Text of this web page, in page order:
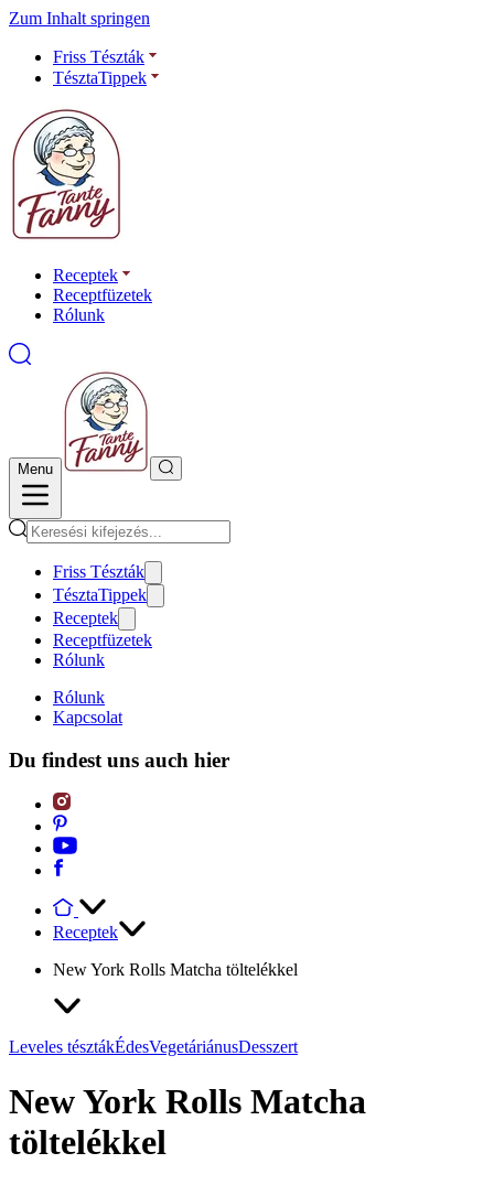
Zum Inhalt springen
Friss Tészták
TésztaTippek
Receptek
Receptfüzetek
Rólunk
Menu
Friss Tészták
TésztaTippek
Receptek
Receptfüzetek
Rólunk
Rólunk
Kapcsolat
Du findest uns auch hier
Receptek
New York Rolls Matcha töltelékkel
Leveles tésztákÉdesVegetáriánusDesszert
New York Rolls Matcha
töltelékkel